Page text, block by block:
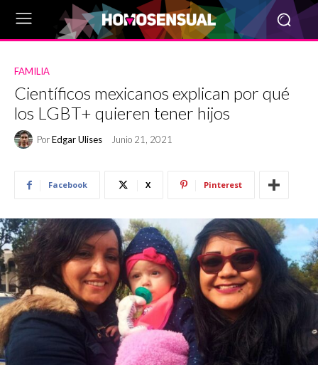
FAMILIA
Científicos mexicanos explican por qué
los LGBT+ quieren tener hijos
PorEdgar Ulises Junio 21, 2021
Facebook X Pinterest